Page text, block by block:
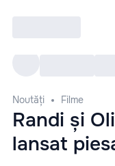
Noutăți Filme
Randi și
lansat